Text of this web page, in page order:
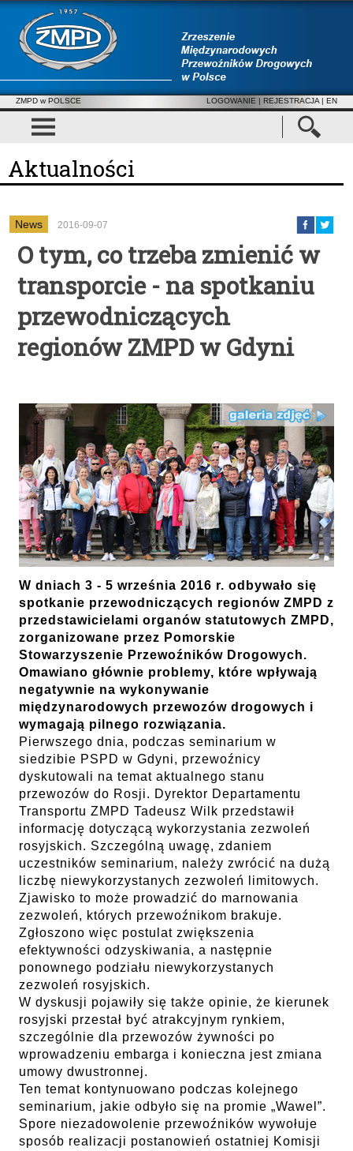
ZMPD w POLSCE LOGOWANIE | REJESTRACJA | EN
Aktualności
News 2016-09-07
O tym, co trzeba zmienić w
transporcie - na spotkaniu
przewodniczących
regionów ZMPD w Gdyni
W dniach 3 - 5 września 2016 r. odbywało się
spotkanie przewodniczących regionów ZMPD z
przedstawicielami organów statutowych ZMPD,
zorganizowane przez Pomorskie
Stowarzyszenie Przewoźników Drogowych.
Omawiano głównie problemy, które wpływają
negatywnie na wykonywanie
międzynarodowych przewozów drogowych i
wymagają pilnego rozwiązania.
Pierwszego dnia, podczas seminarium w
siedzibie PSPD w Gdyni, przewoźnicy
dyskutowali na temat aktualnego stanu
przewozów do Rosji. Dyrektor Departamentu
Transportu ZMPD Tadeusz Wilk przedstawił
informację dotyczącą wykorzystania zezwoleń
rosyjskich. Szczególną uwagę, zdaniem
uczestników seminarium, należy zwrócić na dużą
liczbę niewykorzystanych zezwoleń limitowych.
Zjawisko to może prowadzić do marnowania
zezwoleń, których przewoźnikom brakuje.
Zgłoszono więc postulat zwiększenia
efektywności odzyskiwania, a następnie
ponownego podziału niewykorzystanych
zezwoleń rosyjskich.
W dyskusji pojawiły się także opinie, że kierunek
rosyjski przestał być atrakcyjnym rynkiem,
szczególnie dla przewozów żywności po
wprowadzeniu embarga i konieczna jest zmiana
umowy dwustronnej.
Ten temat kontynuowano podczas kolejnego
seminarium, jakie odbyło się na promie „Wawel”.
Spore niezadowolenie przewoźników wywołuje
sposób realizacji postanowień ostatniej Komisji